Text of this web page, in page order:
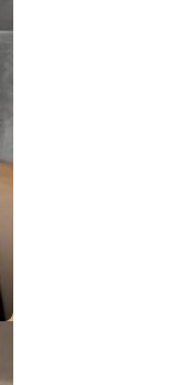
мессенджер!